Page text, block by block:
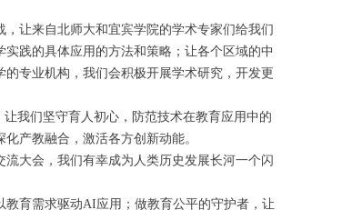
让来自北师大和宜宾学院的学术专家们给我们
践的具体应用的方法和策略；让各个区域的中
专业机构，我们会积极开展学术研究，开发更
我们坚守育人初心，防范技术在教育应用中的
产教融合，激活各方创新动能。
大会，我们有幸成为人类历史发展长河一个闪
育需求驱动AI应用；做教育公平的守护者，让